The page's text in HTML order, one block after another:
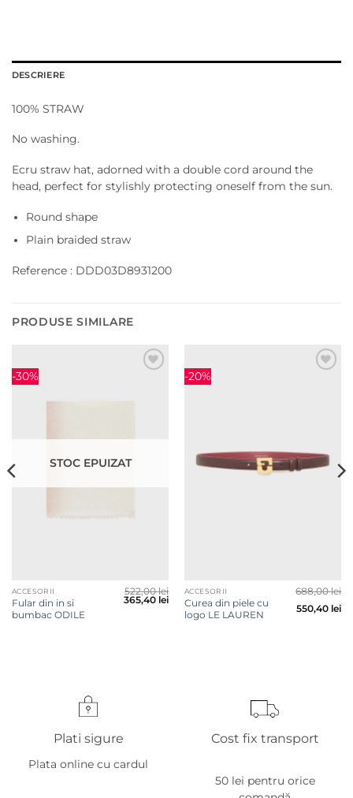
DESCRIERE
100% STRAW
No washing.
Ecru straw hat, adorned with a double cord around the
head, perfect for stylishly protecting oneself from the sun.
Round shape
Plain braided straw
Reference : DDD03D8931200
PRODUSE SIMILARE
-30%
STOC EPUIZAT
ACCESORII
Fular din in si
bumbac ODILE
522,00lei
365,40 lei
-20%
ACCESORII
Curea din piele cu
logo LE LAUREN
688,00lei
550,40 lei
Plati sigure
Plata online cu cardul
Cost fix transport
50 lei pentru orice